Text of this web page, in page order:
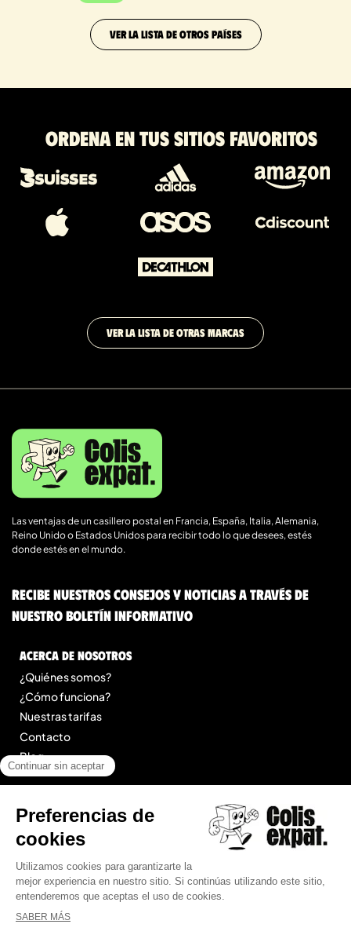
VER LA LISTA DE OTROS PAÍSES
Ordena en tus sitios favoritos
VER LA LISTA DE OTRAS MARCAS
Las ventajas de un casillero postal en Francia, España, Italia, Alemania,
Reino Unido o Estados Unidos para recibir todo lo que desees, estés
donde estés en el mundo.
Recibe nuestros consejos y noticias a través de
nuestro boletín informativo
Acerca de nosotros
¿Quiénes somos?
¿Cómo funciona?
Nuestras tarifas
Contacto
Blog
Menciones legales
Condiciones Generales de Prestación de Servicios
Mapa del sitio